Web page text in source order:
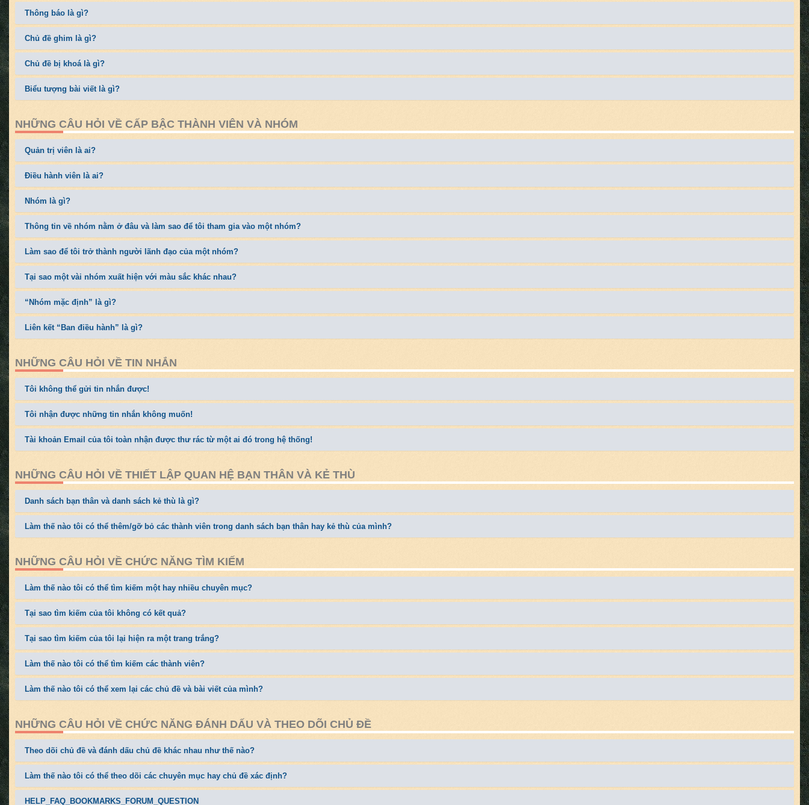
Thông báo là gì?
Chủ đề ghim là gì?
Chủ đề bị khoá là gì?
Biểu tượng bài viết là gì?
NHỮNG CÂU HỎI VỀ CẤP BẬC THÀNH VIÊN VÀ NHÓM
Quản trị viên là ai?
Điều hành viên là ai?
Nhóm là gì?
Thông tin về nhóm nằm ở đâu và làm sao để tôi tham gia vào một nhóm?
Làm sao để tôi trở thành người lãnh đạo của một nhóm?
Tại sao một vài nhóm xuất hiện với màu sắc khác nhau?
“Nhóm mặc định” là gì?
Liên kết “Ban điều hành” là gì?
NHỮNG CÂU HỎI VỀ TIN NHẮN
Tôi không thể gửi tin nhắn được!
Tôi nhận được những tin nhắn không muốn!
Tài khoản Email của tôi toàn nhận được thư rác từ một ai đó trong hệ thống!
NHỮNG CÂU HỎI VỀ THIẾT LẬP QUAN HỆ BẠN THÂN VÀ KẺ THÙ
Danh sách bạn thân và danh sách kẻ thù là gì?
Làm thế nào tôi có thể thêm/gỡ bỏ các thành viên trong danh sách bạn thân hay kẻ thù của mình?
NHỮNG CÂU HỎI VỀ CHỨC NĂNG TÌM KIẾM
Làm thế nào tôi có thể tìm kiếm một hay nhiều chuyên mục?
Tại sao tìm kiếm của tôi không có kết quả?
Tại sao tìm kiếm của tôi lại hiện ra một trang trắng?
Làm thế nào tôi có thể tìm kiếm các thành viên?
Làm thế nào tôi có thể xem lại các chủ đề và bài viết của mình?
NHỮNG CÂU HỎI VỀ CHỨC NĂNG ĐÁNH DẤU VÀ THEO DÕI CHỦ ĐỀ
Theo dõi chủ đề và đánh dấu chủ đề khác nhau như thế nào?
Làm thế nào tôi có thể theo dõi các chuyên mục hay chủ đề xác định?
HELP_FAQ_BOOKMARKS_FORUM_QUESTION